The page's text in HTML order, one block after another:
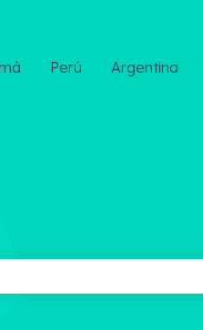
Perú Argentina